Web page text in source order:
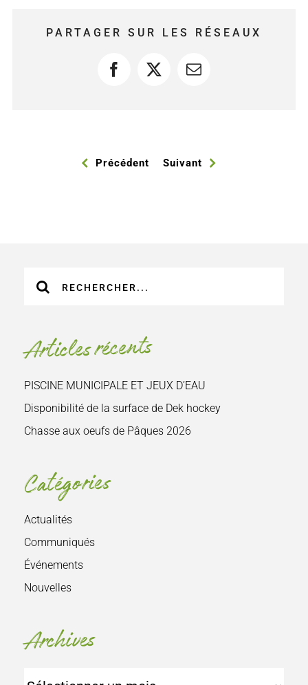
PARTAGER SUR LES RÉSEAUX
Facebook
X Courriel
Précédent Suivant
sur
Articles récents
PISCINE MUNICIPALE ET JEUX D’EAU
Disponibilité de la surface de Dek hockey
Chasse aux oeufs de Pâques 2026
Catégories
Actualités
Communiqués
Événements
Nouvelles
Archives